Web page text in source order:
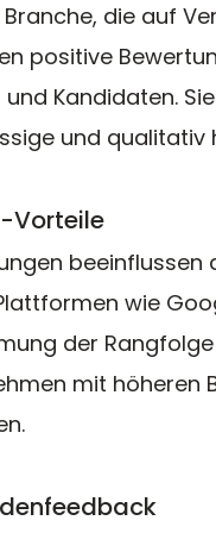
Branche, die auf
positive
und Kandidaten.
und
Vorteile
wie
der
mit höheren